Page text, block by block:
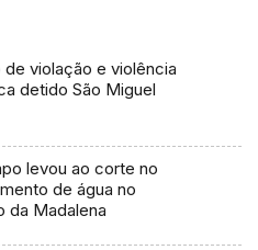
de violação e violência
detido São Miguel
levou ao corte no
de água no
da Madalena